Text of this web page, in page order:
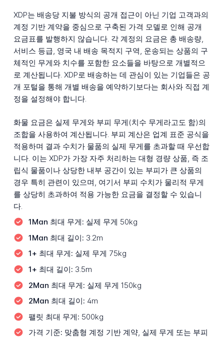
XDP는 배송당 지불 방식의 공개 접근이 아닌 기업 고객과의
계정 기반 계약을 중심으로 구축된 가격 모델로 인해 공개
요금표를 발행하지 않습니다. 각 계정의 요금은 총 배송량,
서비스 등급, 영국 내 배송 목적지 구역, 운송되는 상품의 구
체적인 무게와 치수를 포함한 요소들을 바탕으로 개별적으
로 계산됩니다. XDP로 배송하는 데 관심이 있는 기업들은 공
개 포털을 통해 개별 배송을 예약하기보다는 회사와 직접 계
정을 설정해야 합니다.
화물 요금은 실제 무게와 부피 무게(치수 무게라고도 함)의
조합을 사용하여 계산됩니다. 부피 계산은 업계 표준 공식을
적용하며 결과 수치가 물품의 실제 무게를 초과할 때 우선합
니다. 이는 XDP가 가장 자주 처리하는 대형 경량 상품, 즉 조
립식 물품이나 상당한 내부 공간이 있는 부피가 큰 상품의
경우 특히 관련이 있으며, 여기서 부피 수치가 물리적 무게
를 상당히 초과하여 적용 가능한 요금을 결정할 수 있습니
다.
1Man 최대 무게: 실제 무게 50kg
1Man 최대 길이: 3.2m
1+ 최대 무게: 실제 무게 75kg
1+ 최대 길이: 3.5m
2Man 최대 무게: 실제 무게 150kg
2Man 최대 길이: 4m
팰릿 최대 무게: 500kg
가격 기준: 맞춤형 계정 기반 계약, 실제 무게 또는 부피